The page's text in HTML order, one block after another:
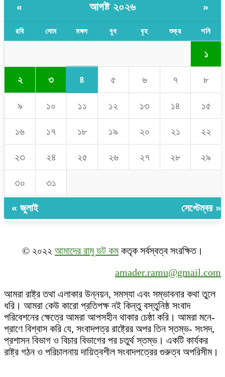
« আগষ্ট ২০২৬ »
রবি সোম মঙ্গল বুধ বৃহ শুক্র শনি
১
২ ৩ ৪ ৫ ৬ ৭ ৮
৯ ১০ ১১ ১২ ১৩ ১৪ ১৫
১৬ ১৭ ১৮ ১৯ ২০ ২১ ২২
২৩ ২৪ ২৫ ২৬ ২৭ ২৮ ২৯
৩০ ৩১
« জুলাই সেপ্টেম্বর »
© ২০২২ আমাদের রামু ডট কমকতৃক সর্বস্বত্ব সংরক্ষিত।
amader.ramu@gmail.com
আমরা রাষ্ট্র তথা এলাকার উন্নয়ন, সমস্যা এবং সম্ভাবনার কথা তুলে
ধরি। আমরা কেউ কারো প্রতিপক্ষ নই কিন্তু বস্তুনিষ্ঠ সংবাদ
পরিবেশনের ক্ষেত্রে আমরা আপসহীন থাকার চেষ্ঠা করি। আমরা মনে-
প্রাণে বিশ্বাস করি যে, সংবাদপত্র রাষ্ট্রের অপর তিন স্তম্ভ- সংসদ,
প্রশাসন বিভাগ ও বিচার বিভাগের পর চতুর্থ স্তম্ভ। একটি কার্যকর
রাষ্ট্র গঠন ও পরিচালনায় দায়িত্বশীল সংবাদপত্রের গুরুত্ব অপরিসীম।